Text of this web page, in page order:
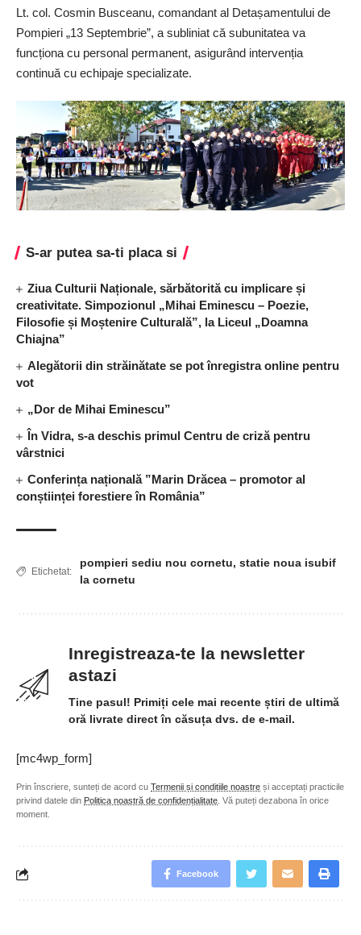
Lt. col. Cosmin Busceanu, comandant al De­tașamentului de
Pompieri „13 Septembrie”, a subliniat că subunitatea va
funcționa cu personal permanent, asigurând intervenția
continuă cu echipaje specializate.
S-ar putea sa-ti placa si
Ziua Culturii Naționale, sărbătorită cu implicare și
creativitate. Simpozionul „Mihai Eminescu – Poezie,
Filosofie și Moștenire Culturală”, la Liceul „Doamna
Chiajna”
Alegătorii din străinătate se pot înregistra online pentru
vot
„Dor de Mihai Eminescu”
În Vidra, s-a deschis primul Centru de criză pentru
vârstnici
Conferința națională ”Marin Drăcea – promotor al
conștiinței forestiere în România”
Etichetat:
pompieri sediu nou cornetu, statie noua isubif
la cornetu
Inregistreaza-te la newsletter
astazi
Tine pasul! Primiți cele mai recente știri de ultimă
oră livrate direct în căsuța dvs. de e-mail.
[mc4wp_form]
Prin înscriere, sunteți de acord cu Termenii și condițiile noastre și acceptați practicile
privind datele din Politica noastră de confidențialitate . Vă puteți dezabona în orice
moment.
Facebook